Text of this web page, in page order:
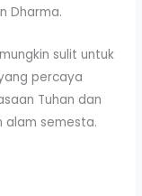
Dharma.
sulit untuk
percaya
Tuhan dan
alam semesta.